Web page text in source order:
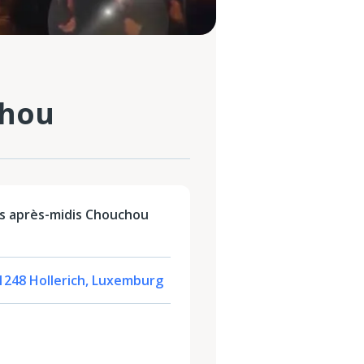
après-midis Chouchou
Hollerich, Luxemburg